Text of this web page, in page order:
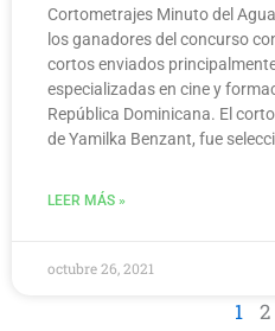
Cortometrajes Minuto del
los ganadores del concurso
cortos enviados
especializadas en cine y
República Dominicana. El
de Yamilka Benzant, fue
LEER MÁS »
octubre 26, 2021
1 2